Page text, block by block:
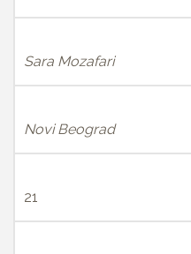
Sara Mozafari
Novi Beograd
21